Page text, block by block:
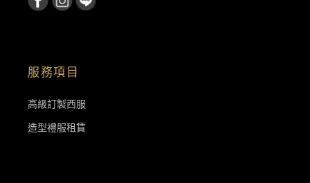
服務項目
高級訂製西服
造型禮服租賃